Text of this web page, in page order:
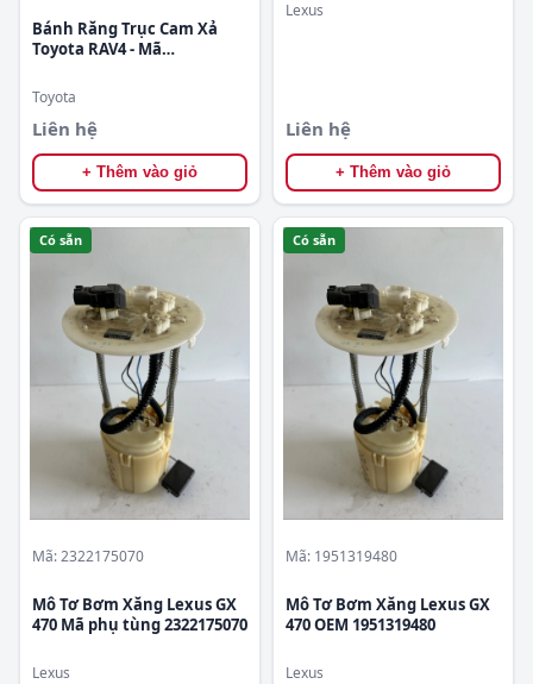
Bánh Răng Trục Cam Xả
Toyota RAV4 - Mã
Toyota
Liên hệ
+ Thêm vào giỏ
Lexus
Liên hệ
+ Thêm vào giỏ
Có sẵn
Mã: 2322175070
Mô Tơ Bơm Xăng Lexus GX
470 Mã phụ tùng 2322175070
Lexus
Có sẵn
Mã: 1951319480
Mô Tơ Bơm Xăng Lexus GX
470 OEM 1951319480
Lexus